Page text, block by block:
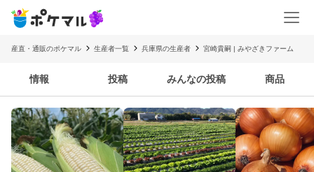
産直・通販のポケマル 生産者一覧 兵庫県の生産者 宮崎貴嗣 | みやざきファーム
情報 投稿 みんなの投稿 商品